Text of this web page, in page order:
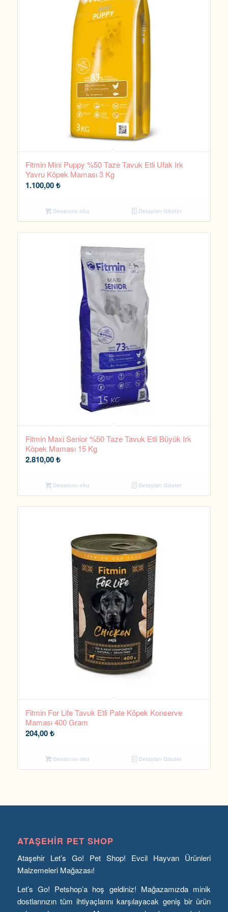
Fitmin Mini Puppy %50 Taze Tavuk Etli Ufak Irk
Yavru Köpek Maması 3 Kg
1.100,00₺
Devamını oku Detayları Göster
Fitmin Maxi Senior %50 Taze Tavuk Etli Büyük Irk
Köpek Maması 15 Kg
2.810,00₺
Devamını oku Detayları Göster
Fitmin For Life Tavuk Etli Pate Köpek Konserve
Maması 400 Gram
204,00₺
Devamını oku Detayları Göster
ATAŞEHIR PET SHOP
Ataşehir Let’s Go! Pet Shop! Evcil Hayvan Ürünleri
Malzemeleri Mağazası!
Let’s Go! Petshop’a hoş geldiniz! Mağazamızda minik
dostlarınızın tüm ihtiyaçlarını karşılayacak geniş bir ürün